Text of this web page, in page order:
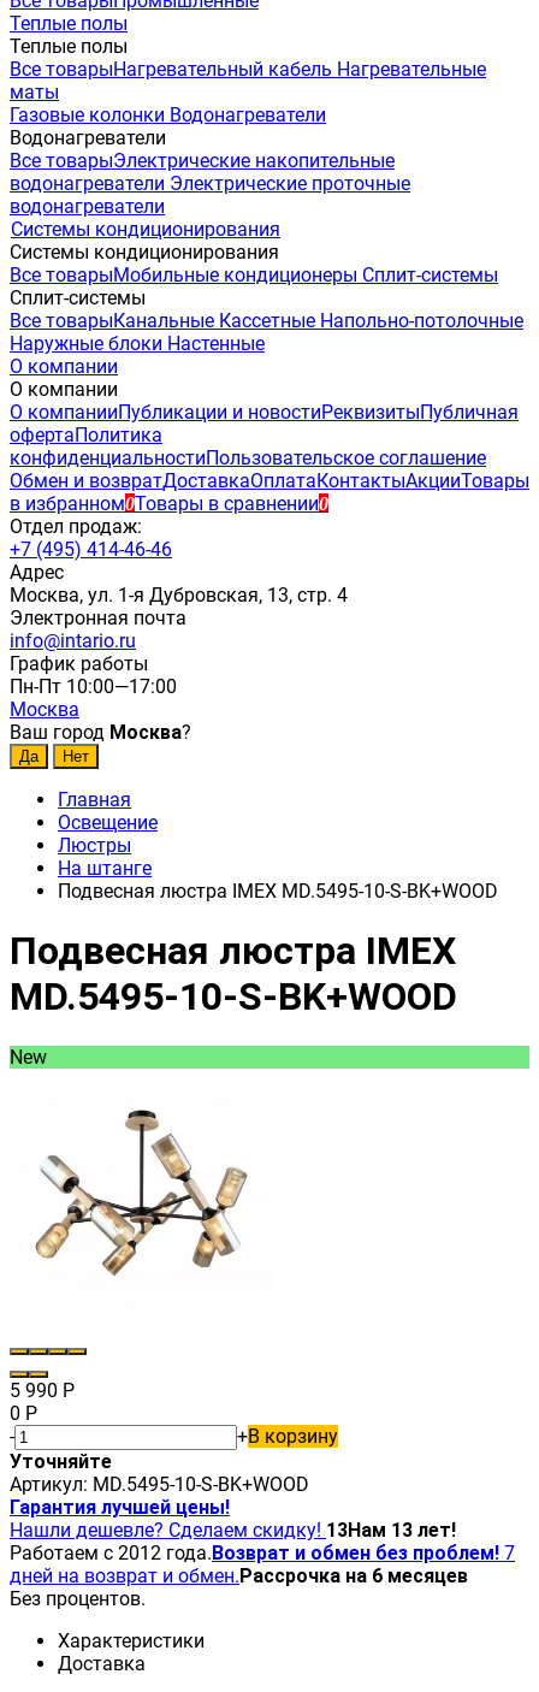
Теплые полы
Теплые полы
Все товарыНагревательный кабель Нагревательные
маты
Газовые колонки Водонагреватели
Водонагреватели
Все товарыЭлектрические накопительные
водонагреватели Электрические проточные
водонагреватели
Системы кондиционирования
Системы кондиционирования
Все товарыМобильные кондиционеры Сплит-системы
Сплит-системы
Все товарыКанальные Кассетные Напольно-потолочные
Наружные блоки Настенные
О компании
О компании
О компанииПубликации и новостиРеквизитыПубличная
офертаПолитика
конфиденциальностиПользовательское соглашение
Обмен и возвратДоставкаОплатаКонтактыАкцииТовары
в избранном0Товары в сравнении0
Отдел продаж:
+7 (495) 414-46-46
Адрес
Москва, ул. 1-я Дубровская, 13, стр. 4
Электронная почта
info@intario.ru
График работы
Пн-Пт 10:00—17:00
Москва
Ваш город Москва?
Главная
Освещение
Люстры
На штанге
Подвесная люстра IMEX MD.5495-10-S-BK+WOOD
Подвесная люстра IMEX
MD.5495-10-S-BK+WOOD
New
5 990 Р
0 Р
-
+В корзину
Уточняйте
Артикул: MD.5495-10-S-BK+WOOD
Гарантия лучшей цены!
Нашли дешевле? Сделаем скидку! 13Нам 13 лет!
Работаем с 2012 года.Возврат и обмен без проблем! 7
дней на возврат и обмен.Рассрочка на 6 месяцев
Без процентов.
Характеристики
Доставка